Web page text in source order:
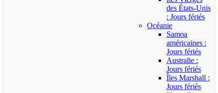
des États-Unis
: Jours fériés
Océanie
Samoa
américaines :
Jours fériés
Australie :
Jours fériés
Îles Marshall :
Jours fériés